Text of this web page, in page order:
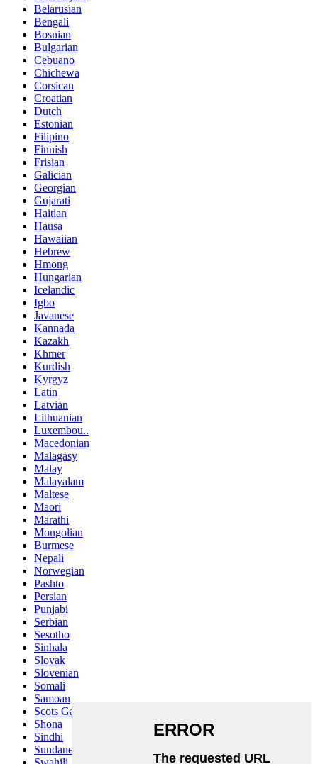
Belarusian
Bengali
Bosnian
Bulgarian
Cebuano
Chichewa
Corsican
Croatian
Dutch
Estonian
Filipino
Finnish
Frisian
Galician
Georgian
Gujarati
Haitian
Hausa
Hawaiian
Hebrew
Hmong
Hungarian
Icelandic
Igbo
Javanese
Kannada
Kazakh
Khmer
Kurdish
Kyrgyz
Latin
Latvian
Lithuanian
Luxembou..
Macedonian
Malagasy
Malay
Malayalam
Maltese
Maori
Marathi
Mongolian
Burmese
Nepali
Norwegian
Pashto
Persian
Punjabi
Serbian
Sesotho
Sinhala
Slovak
Slovenian
Somali
Samoan
Scots Gaelic
Shona
Sindhi
Sundanese